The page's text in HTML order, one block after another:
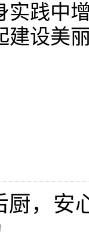
实践中
建设美
厨，